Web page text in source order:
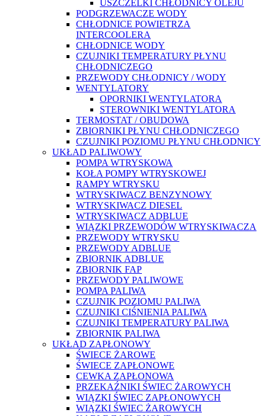
USZCZELKI CHŁODNICY OLEJU
PODGRZEWACZE WODY
CHŁODNICE POWIETRZA
INTERCOOLERA
CHŁODNICE WODY
CZUJNIKI TEMPERATURY PŁYNU
CHŁODNICZEGO
PRZEWODY CHŁODNICY / WODY
WENTYLATORY
OPORNIKI WENTYLATORA
STEROWNIKI WENTYLATORA
TERMOSTAT / OBUDOWA
ZBIORNIKI PŁYNU CHŁODNICZEGO
CZUJNIKI POZIOMU PŁYNU CHŁODNICY
UKŁAD PALIWOWY
POMPA WTRYSKOWA
KOŁA POMPY WTRYSKOWEJ
RAMPY WTRYSKU
WTRYSKIWACZ BENZYNOWY
WTRYSKIWACZ DIESEL
WTRYSKIWACZ ADBLUE
WIĄZKI PRZEWODÓW WTRYSKIWACZA
PRZEWODY WTRYSKU
PRZEWODY ADBLUE
ZBIORNIK ADBLUE
ZBIORNIK FAP
PRZEWODY PALIWOWE
POMPA PALIWA
CZUJNIK POZIOMU PALIWA
CZUJNIKI CIŚNIENIA PALIWA
CZUJNIKI TEMPERATURY PALIWA
ZBIORNIK PALIWA
UKŁAD ZAPŁONOWY
ŚWIECE ŻAROWE
ŚWIECE ZAPŁONOWE
CEWKA ZAPŁONOWA
PRZEKAŹNIKI ŚWIEC ŻAROWYCH
WIĄZKI ŚWIEC ZAPŁONOWYCH
WIĄZKI ŚWIEC ŻAROWYCH